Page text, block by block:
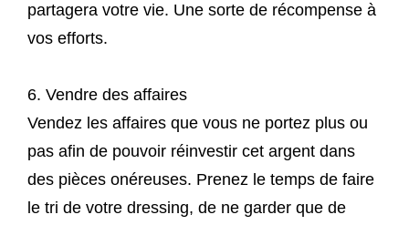
partagera votre vie. Une sorte de récompense à
vos efforts.
6. Vendre des affaires
Vendez les affaires que vous ne portez plus ou
pas afin de pouvoir réinvestir cet argent dans
des pièces onéreuses. Prenez le temps de faire
le tri de votre dressing, de ne garder que de